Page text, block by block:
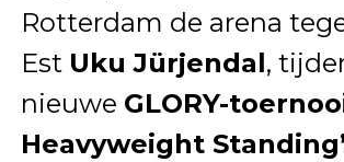
Rotterdam de arena
Est Uku Jürjendal,
nieuwe GLORY-
Heavyweight